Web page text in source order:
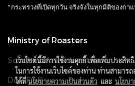
“ กระทรวงที่เปิดทุกวัน จริงจังในทุกมิติของกาแ
Ministry of Roasters
Socof Coffee Education
DoC.DoB
เว็บไซต์นี้มีการใช้งานคุกกี้ เพื่อเพิ่มประสิ
ในการใช้งานเว็บไซต์ของท่าน ท่านสามาร
ได้ที่นโยบายความเป็นส่วนตัว และ นโยบ